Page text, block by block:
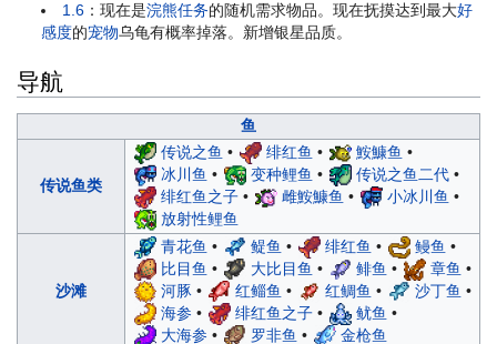
1.6 ：现在是浣熊任务的随机需求物品。现在抚摸达到最大好
感度的宠物乌龟有概率掉落。新增银星品质。
导航
鱼
传说鱼类
传说之鱼 • 绯红鱼 • 鮟鱇鱼 •
冰川鱼 • 变种鲤鱼 • 传说之鱼二代•
绯红鱼之子• 雌鮟鱇鱼 • 小冰川鱼 •
放射性鲤鱼
沙滩
青花鱼 • 鳀鱼 • 绯红鱼 • 鳗鱼 •
比目鱼 • 大比目鱼 • 鲱鱼 • 章鱼 •
河豚• 红鲻鱼 • 红鲷鱼 • 沙丁鱼 •
海参 • 绯红鱼之子• 鱿鱼 •
大海参 • 罗非鱼 • 金枪鱼